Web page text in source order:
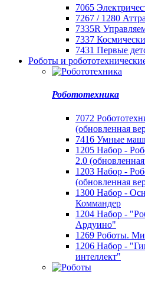
7065
7267 / 1280
7335R
7337
7431 Первые
Роботы и
Робототехника
7072
(обновленная
7416 Умные
1205 Набор -
2.0
1203 Набор -
(обновленная
1300 Набор -
Коммандер
1204 Набор -
Ардуино"
1269 Роботы.
1206 Набор -
интеллект"